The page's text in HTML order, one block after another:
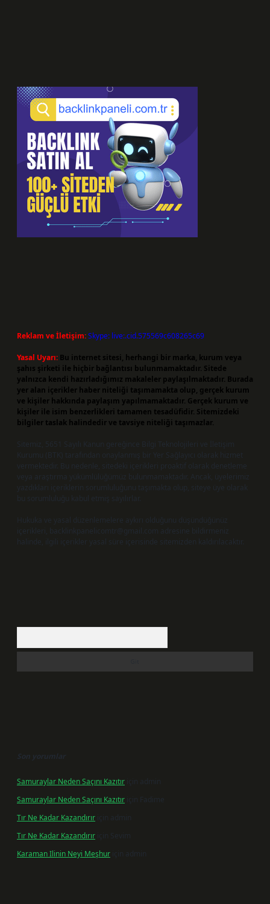
Reklam ve İletişim:Skype: live:.cid.575569c608265c69
Yasal Uyarı: Bu internet sitesi, herhangi bir marka, kurum veya
şahıs şirketi ile hiçbir bağlantısı bulunmamaktadır. Sitede
yalnızca kendi hazırladığımız makaleler paylaşılmaktadır. Burada
yer alan içerikler haber niteliği taşımamakta olup, gerçek kurum
ve kişiler hakkında paylaşım yapılmamaktadır. Gerçek kurum ve
kişiler ile isim benzerlikleri tamamen tesadüfidir. Sitemizdeki
bilgiler taslak halindedir ve tavsiye niteliği taşımazlar.
Sitemiz, 5651 Sayılı Kanun gereğince Bilgi Teknolojileri ve İletişim
Kurumu (BTK) tarafından onaylanmış bir Yer Sağlayıcı olarak hizmet
vermektedir. Bu nedenle, sitedeki içerikleri proaktif olarak denetleme
veya araştırma yükümlülüğümüz bulunmamaktadır. Ancak, üyelerimiz
yazdıkları içeriklerin sorumluluğunu taşımakta olup, siteye üye olarak
bu sorumluluğu kabul etmiş sayılırlar.
Hukuka ve yasal düzenlemelere aykırı olduğunu düşündüğünüz
içerikleri, backlinkpanelicomtr@gmail.com adresine bildirmeniz
halinde, ilgili içerikler yasal süre içerisinde sitemizden kaldırılacaktır.
Son yorumlar
Samuraylar Neden Saçını Kazıtır için
admin
Samuraylar Neden Saçını Kazıtır için
Fadime
Tır Ne Kadar Kazandırır için
admin
Tır Ne Kadar Kazandırır için Sevim
Karaman Ilinin Neyi Meşhur için admin